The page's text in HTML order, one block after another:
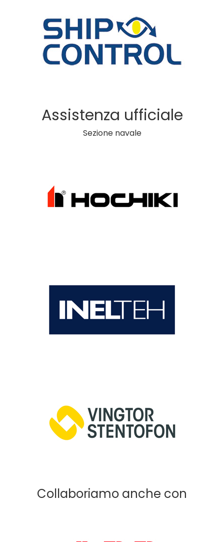
Assistenza ufficiale
Sezione navale
Collaboriamo anche con